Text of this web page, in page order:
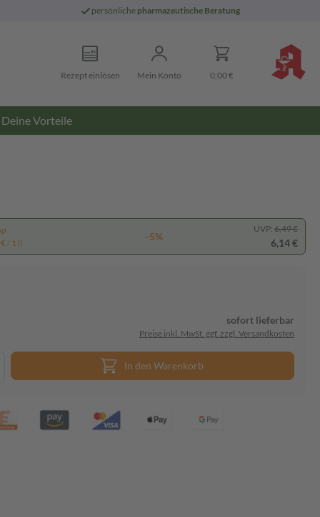
persönliche pharmazeutische Beratung
Rezept einlösen Mein Konto 0,00 €
Deine Vorteile
/ 1 l)
-5%
UVP: 6,49 €
6,14 €
sofort lieferbar
Preise inkl. MwSt. ggf. zzgl. Versandkosten
In den Warenkorb